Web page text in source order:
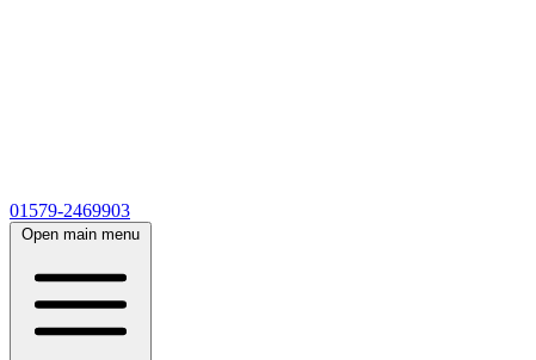
01579-2469903
Open main menu